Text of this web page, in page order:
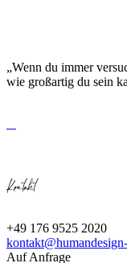
„Wenn du immer
wie großartig du sein
Kontakt
+49 176 9525 2020
Auf Anfrage